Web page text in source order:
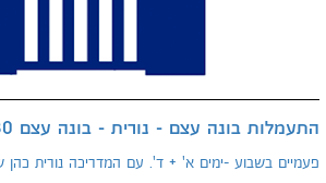
התעמלות בונה עצם - נורית - בונה עצם 10:30
פעמיים בשבוע -ימים א' + ד'. עם המדריכה נורית כהן